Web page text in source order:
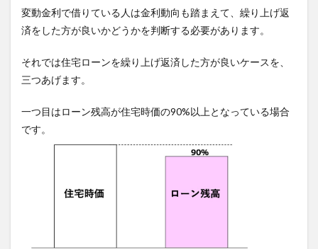
変動金利で借りている人は金利動向も踏まえて、繰り上げ返
済をした方が良いかどうかを判断する必要があります。
それでは住宅ローンを繰り上げ返済した方が良いケースを、
三つあげます。
一つ目はローン残高が住宅時価の90%以上となっている場合
です。